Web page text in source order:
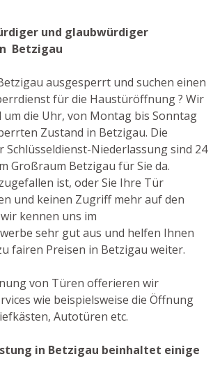
und glaubwürdiger
Betzigau
ausgesperrt und suchen einen
für die Haustüröffnung ? Wir
die Uhr, von Montag bis Sonntag
Zustand in Betzigau. Die
Niederlassung sind 24
Großraum Betzigau für Sie da.
ist, oder Sie Ihre Tür
und keinen Zugriff mehr auf den
kennen uns im
sehr gut aus und helfen Ihnen
fairen Preisen in Betzigau weiter.
von Türen offerieren wir
wie beispielsweise die Öffnung
Autotüren etc.
in Betzigau beinhaltet einige